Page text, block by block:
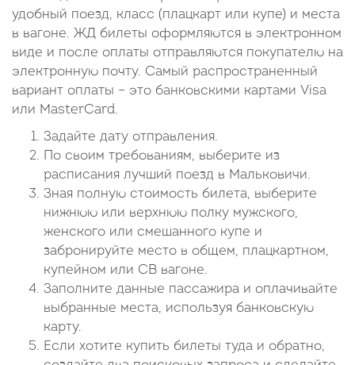
удобный поезд, класс (плацкарт или купе) и места
в вагоне. ЖД билеты оформляются в электронном
виде и после оплаты отправляются покупателю на
электронную почту. Самый распространенный
вариант оплаты – это банковскими картами Visa
или MasterCard.
Задайте дату отправления.
По своим требованиям, выберите из
расписания лучший поезд в Мальковичи.
Зная полную стоимость билета, выберите
нижнюю или верхнюю полку мужского,
женского или смешанного купе и
забронируйте место в общем, плацкартном,
купейном или СВ вагоне.
Заполните данные пассажира и оплачивайте
выбранные места, используя банковскую
карту.
Если хотите купить билеты туда и обратно,